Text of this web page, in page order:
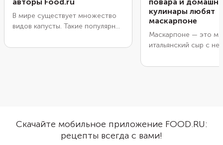
В мире существует множество
видов капусты. Такие популярные
пекинская или кольраби, часто
составьте свой рейтинг
кулинары любят
маскарпоне
Маскарпоне — это
итальянский сыр с
вкусом. Его ценят за
Скачайте мобильное приложение FOOD.RU:
рецепты всегда с вами!